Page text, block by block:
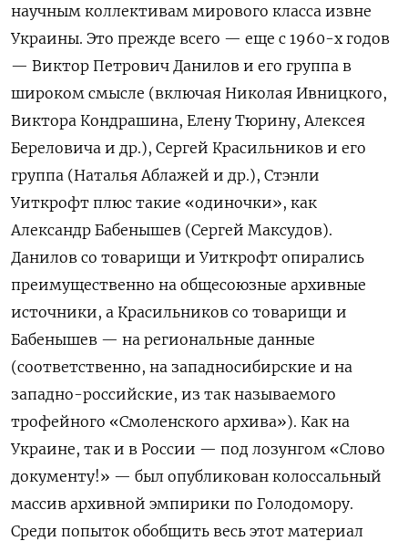
научным коллективам мирового класса извне
Украины. Это прежде всего — еще с 1960-х годов
— Виктор Петрович Данилов и его группа в
широком смысле (включая Николая Ивницкого,
Виктора Кондрашина, Елену Тюрину, Алексея
Береловича и др.), Сергей Красильников и его
группа (Наталья Аблажей и др.), Стэнли
Уиткрофт плюс такие «одиночки», как
Александр Бабенышев (Сергей Максудов).
Данилов со товарищи и Уиткрофт опирались
преимущественно на общесоюзные архивные
источники, а Красильников со товарищи и
Бабенышев — на региональные данные
(соответственно, на западносибирские и на
западно-российские, из так называемого
трофейного «Смоленского архива»). Как на
Украине, так и в России — под лозунгом «Слово
документу!» — был опубликован колоссальный
массив архивной эмпирики по Голодомору.
Среди попыток обобщить весь этот материал